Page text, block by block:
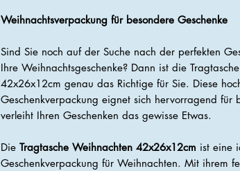
Weihnachtsverpackung für besondere Geschenke
Sind Sie noch auf der Suche nach der perfekten
Ihre Weihnachtsgeschenke? Dann ist die
42x26x12cm genau das Richtige für Sie. Diese
Geschenkverpackung eignet sich hervorragend für
verleiht Ihren Geschenken das gewisse Etwas.
Die Tragtasche Weihnachten 42x26x12cm ist eine
Geschenkverpackung für Weihnachten. Mit ihrem